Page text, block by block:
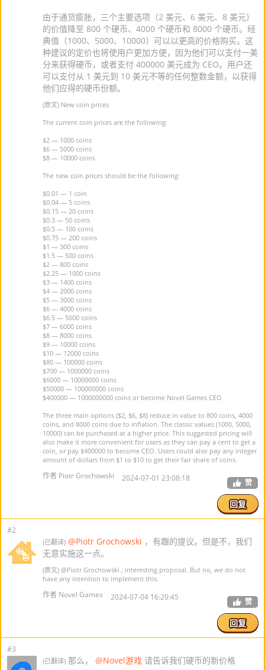
由于通货膨胀，三个主要选项（2 美元、6 美元、8 美元）
的价值降至 800 个硬币、4000 个硬币和 8000 个硬币。经
典值（1000、5000、10000）可以以更高的价格购买。这
种建议的定价也将使用户更加方便，因为他们可以支付一美
分来获得硬币，或者支付 400000 美元成为 CEO。用户还
可以支付从 1 美元到 10 美元不等的任何整数金额，以获得
他们应得的硬币份额。
(原文) New coin prices
The current coin prices are the following:
$2 — 1000 coins
$6 — 5000 coins
$8 — 10000 coins
The new coin prices should be the following:
$0.01 — 1 coin
$0.04 — 5 coins
$0.15 — 20 coins
$0.3 — 50 coins
$0.5 — 100 coins
$0.75 — 200 coins
$1 — 300 coins
$1.5 — 500 coins
$2 — 800 coins
$2.25 — 1000 coins
$3 — 1400 coins
$4 — 2000 coins
$5 — 3000 coins
$6 — 4000 coins
$6.5 — 5000 coins
$7 — 6000 coins
$8 — 8000 coins
$9 — 10000 coins
$10 — 12000 coins
$80 — 100000 coins
$700 — 1000000 coins
$6000 — 10000000 coins
$50000 — 100000000 coins
$400000 — 1000000000 coins or become Novel Games CEO
The three main options ($2, $6, $8) reduce in value to 800 coins, 4000
coins, and 8000 coins due to inflation. The classic values (1000, 5000,
10000) can be purchased at a higher price. This suggested pricing will
also make it more convenient for users as they can pay a cent to get a
coin, or pay $400000 to become CEO. Users could also pay any integer
amount of dollars from $1 to $10 to get their fair share of coins.
作者 Piotr Grochowski 2024-07-01 23:08:18 赞
回复
#2
(已翻译) @Piotr Grochowski ，有趣的提议。但是不，我们
无意实施这一点。
(原文) @Piotr Grochowski , interesting proposal. But no, we do not
have any intention to implement this.
作者 Novel Games 2024-07-04 16:20:45 赞
回复
#3
(已翻译) 那么， @Novel游戏 请告诉我们硬币的新价格